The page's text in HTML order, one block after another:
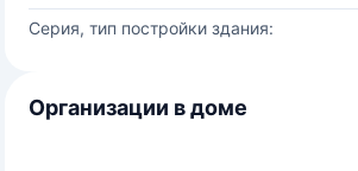
Серия, тип постройки здания:
Организации в доме